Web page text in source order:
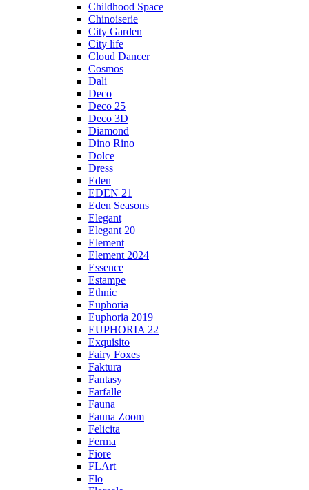
Childhood Space
Chinoiserie
City Garden
City life
Cloud Dancer
Cosmos
Dali
Deco
Deco 25
Deco 3D
Diamond
Dino Rino
Dolce
Dress
Eden
EDEN 21
Eden Seasons
Elegant
Elegant 20
Element
Element 2024
Essence
Estampe
Ethnic
Euphoria
Euphoria 2019
EUPHORIA 22
Exquisito
Fairy Foxes
Faktura
Fantasy
Farfalle
Fauna
Fauna Zoom
Felicita
Ferma
Fiore
FLArt
Flo